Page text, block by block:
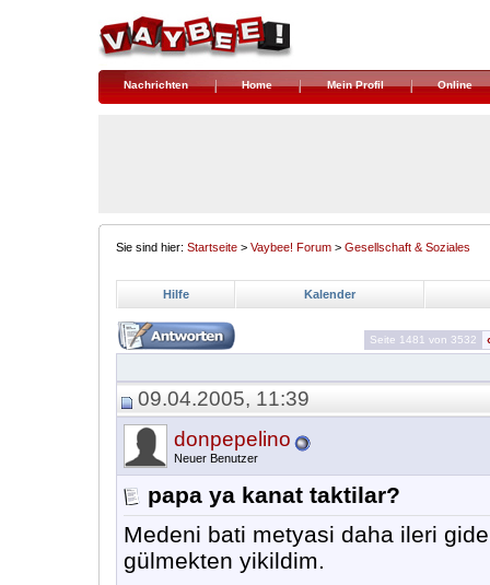
Nachrichten Home Mein Profil Online
Sie sind hier: Startseite > Vaybee! Forum > Gesellschaft & Soziales
Hilfe Kalender
Seite 1481 von 3532
09.04.2005, 11:39
donpepelino
Neuer Benutzer
papa ya kanat taktilar?
Medeni bati metyasi daha ileri
gülmekten yikildim.